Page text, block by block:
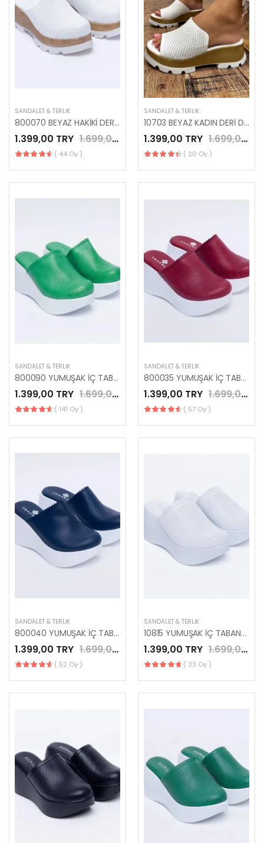
SANDALET & TERLIK
800070 BEYAZ HAKİKİ DERİ PLATFORMLU TERLİK
1.399,00 TRY 1.699,00 TRY
( 44 Oy )
SANDALET & TERLIK
10703 BEYAZ KADIN DERİ DOLGU TOPUK TERLİK
1.399,00 TRY 1.699,00 TRY
( 20 Oy )
SANDALET & TERLIK
800090 YUMUŞAK İÇ TABANLI PLATFORMLU YEŞİL TERLİK
1.399,00 TRY 1.699,00 TRY
( 141 Oy )
SANDALET & TERLIK
800035 YUMUŞAK İÇ TABANLI PLATFORMLU KIRMIZI TERLİK
1.399,00 TRY 1.699,00 TRY
( 57 Oy )
SANDALET & TERLIK
800040 YUMUŞAK İÇ TABANLI PLATFORMLU LACİVERT TERLİK
1.399,00 TRY 1.699,00 TRY
( 52 Oy )
SANDALET & TERLIK
10815 YUMUŞAK İÇ TABANLI KAPALI BEYAZ DERİ TERLİK
1.399,00 TRY 1.699,00 TRY
( 33 Oy )